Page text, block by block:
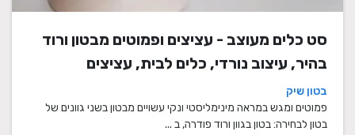
סט כלים מעוצב - עציצים ופמוטים מבטון ורוד
בהיר, עיצוב נורדי, כלים לבית, עציצים
מעוצבים, עציצי בטון, פמוטים לשבת, עציצים
מבטון, מתנה לבית
בטון שיק
פמוטים ומגש במראה מינימליסטי ונקי עשויים מבטון בשני גוונים של
בטון לבחירה: בטון בגוון ורוד פודרה, ב ...